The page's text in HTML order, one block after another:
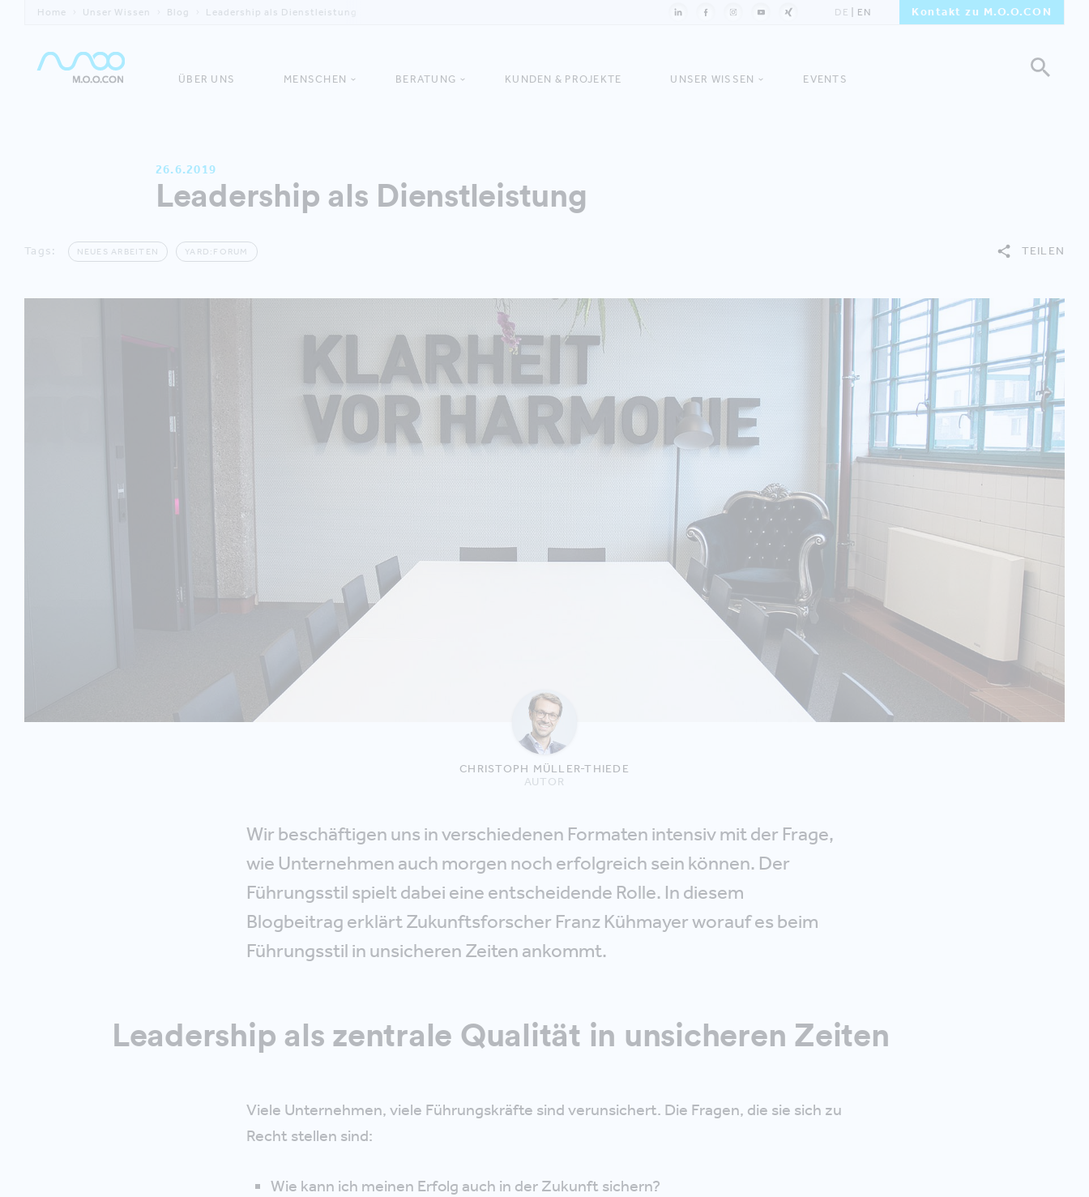
Home Unser Wissen Blog Leadership als Dienstleistung DE EN Kontakt zu M.O.O.CON
ÜBER UNS MENSCHEN BERATUNG KUNDEN & PROJEKTE UNSER WISSEN EVENTS
26.6.2019
Leadership als Dienstleistung
Tags: NEUES ARBEITEN YARD:FORUM TEILEN
CHRISTOPH MÜLLER-THIEDE
AUTOR
Wir beschäftigen uns in verschiedenen Formaten intensiv mit der Frage,
wie Unternehmen auch morgen noch erfolgreich sein können. Der
Führungsstil spielt dabei eine entscheidende Rolle. In diesem
Blogbeitrag erklärt Zukunftsforscher Franz Kühmayer worauf es beim
Führungsstil in unsicheren Zeiten ankommt.
Leadership als zentrale Qualität in unsicheren Zeiten
Viele Unternehmen, viele Führungskräfte sind verunsichert. Die Fragen, die sie sich zu
Recht stellen sind:
Wie kann ich meinen Erfolg auch in der Zukunft sichern?